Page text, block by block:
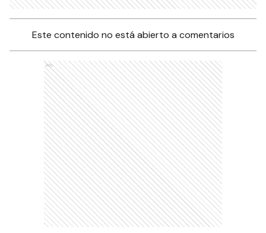
Este contenido no está abierto a comentarios
Ads